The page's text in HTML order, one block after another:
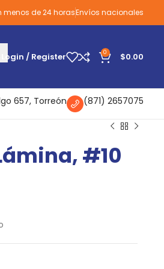
menos de 24 horasEnvíos nacionales
Login / Register 0 $0.00
657, Torreón (871) 2657075
#10